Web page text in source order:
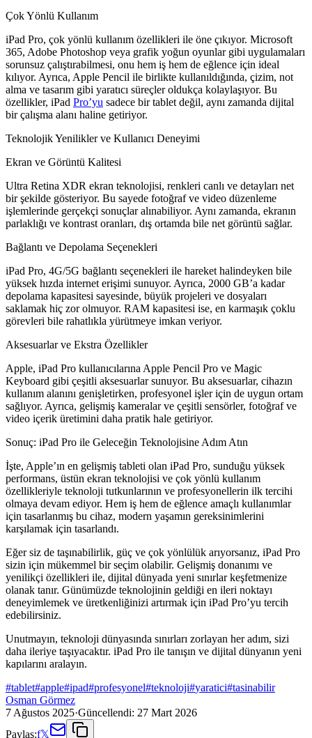
Çok Yönlü Kullanım
iPad Pro, çok yönlü kullanım özellikleri ile öne çıkıyor. Microsoft
365, Adobe Photoshop veya grafik yoğun oyunlar gibi uygulamaları
sorunsuz çalıştırabilmesi, onu hem iş hem de eğlence için ideal
kılıyor. Ayrıca, Apple Pencil ile birlikte kullanıldığında, çizim, not
alma ve tasarım gibi yaratıcı süreçler oldukça kolaylaşıyor. Bu
özellikler, iPad Pro’yu sadece bir tablet değil, aynı zamanda dijital
bir çalışma alanı haline getiriyor.
Teknolojik Yenilikler ve Kullanıcı Deneyimi
Ekran ve Görüntü Kalitesi
Ultra Retina XDR ekran teknolojisi, renkleri canlı ve detayları net
bir şekilde gösteriyor. Bu sayede fotoğraf ve video düzenleme
işlemlerinde gerçekçi sonuçlar alınabiliyor. Aynı zamanda, ekranın
parlaklığı ve kontrast oranları, dış ortamda bile net görüntü sağlar.
Bağlantı ve Depolama Seçenekleri
iPad Pro, 4G/5G bağlantı seçenekleri ile hareket halindeyken bile
yüksek hızda internet erişimi sunuyor. Ayrıca, 2000 GB’a kadar
depolama kapasitesi sayesinde, büyük projeleri ve dosyaları
saklamak hiç zor olmuyor. RAM kapasitesi ise, en karmaşık çoklu
görevleri bile rahatlıkla yürütmeye imkan veriyor.
Aksesuarlar ve Ekstra Özellikler
Apple, iPad Pro kullanıcılarına Apple Pencil Pro ve Magic
Keyboard gibi çeşitli aksesuarlar sunuyor. Bu aksesuarlar, cihazın
kullanım alanını genişletirken, profesyonel işler için de uygun ortam
sağlıyor. Ayrıca, gelişmiş kameralar ve çeşitli sensörler, fotoğraf ve
video içerik üretimini daha pratik hale getiriyor.
Sonuç: iPad Pro ile Geleceğin Teknolojisine Adım Atın
İşte, Apple’ın en gelişmiş tableti olan iPad Pro, sunduğu yüksek
performans, üstün ekran teknolojisi ve çok yönlü kullanım
özellikleriyle teknoloji tutkunlarının ve profesyonellerin ilk tercihi
olmaya devam ediyor. Hem iş hem de eğlence amaçlı kullanımlar
için tasarlanmış bu cihaz, modern yaşamın gereksinimlerini
karşılamak için tasarlandı.
Eğer siz de taşınabilirlik, güç ve çok yönlülük arıyorsanız, iPad Pro
sizin için mükemmel bir seçim olabilir. Gelişmiş donanımı ve
yenilikçi özellikleri ile, dijital dünyada yeni sınırlar keşfetmenize
olanak tanır. Günümüzde teknolojinin geldiği en ileri noktayı
deneyimlemek ve üretkenliğinizi artırmak için iPad Pro’yu tercih
edebilirsiniz.
Unutmayın, teknoloji dünyasında sınırları zorlayan her adım, sizi
daha ileriye taşıyacaktır. iPad Pro ile tanışın ve dijital dünyanın yeni
kapılarını aralayın.
#tablet#apple#ipad#profesyonel#teknoloji#yaratici#tasinabilir
Osman Görmez
7 Ağustos 2025·Güncellendi: 27 Mart 2026
Paylaş:f𝕏